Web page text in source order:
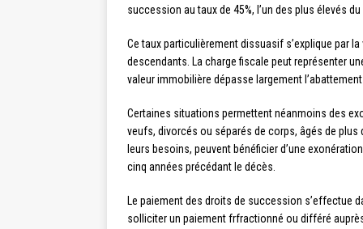
succession au taux de 45%, l’un des plus élevés
Ce taux particulièrement dissuasif s’explique par
descendants. La charge fiscale peut représenter
valeur immobilière dépasse largement l’abattement
Certaines situations permettent néanmoins des
veufs, divorcés ou séparés de corps, âgés de plus
leurs besoins, peuvent bénéficier d’une
cinq années précédant le décès.
Le paiement des droits de succession s’effectue
solliciter un paiement frfractionné ou différé